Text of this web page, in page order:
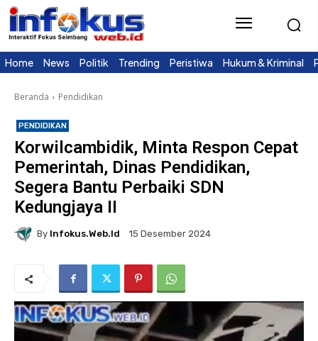
Home News Politik Trending Peristiwa Hukum & Kriminal
Beranda Pendidikan
PENDIDIKAN
Korwilcambidik, Minta Respon Cepat
Pemerintah, Dinas Pendidikan,
Segera Bantu Perbaiki SDN
Kedungjaya II
By Infokus.web.id 15 Desember 2024